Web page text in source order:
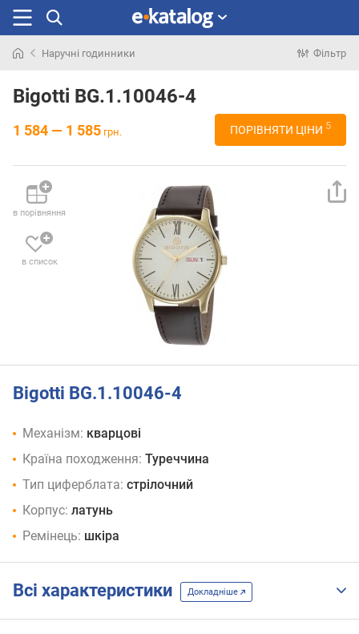
раніше
Наручні годинники Фільтр
Bigotti BG.1.10046-4
1 584 — 1 585 грн. ПОРІВНЯТИ ЦІНИ 5
в порівняння
в список
Bigotti BG.1.10046-4
Механізм: кварцові
Країна походження: Туреччина
Тип циферблата: стрілочний
Корпус: латунь
Ремінець: шкіра
Всі характеристики Докладніше